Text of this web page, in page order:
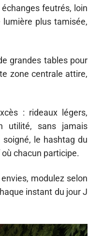
feutrés, loin
lumière plus tamisée,
grandes tables pour
zone centrale attire,
: rideaux légers,
utilité, sans jamais
le hashtag du
chacun participe.
modulez selon
instant du jour J